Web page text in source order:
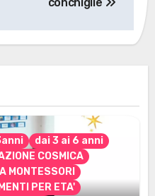
dai 3 ai 6 anni
COSMICA
MONTESSORI
PER ETA'